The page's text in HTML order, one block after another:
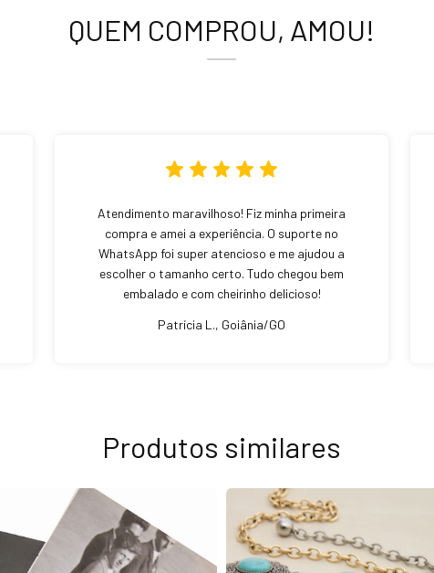
QUEM COMPROU, AMOU!
Atendimento maravilhoso! Fiz minha primeira
compra e amei a experiência. O suporte no
WhatsApp foi super atencioso e me ajudou a
escolher o tamanho certo. Tudo chegou bem
embalado e com cheirinho delicioso!
Patrícia L., Goiânia/GO
Produtos similares